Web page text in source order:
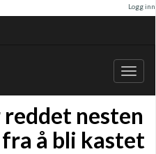
Logg inn
Bytt
nesten
å bli kastet